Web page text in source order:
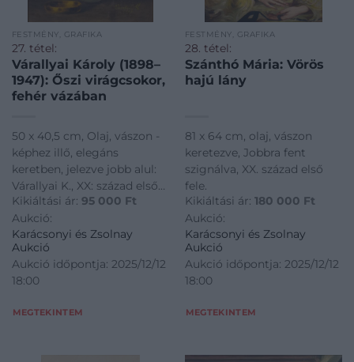
FESTMÉNY, GRAFIKA
27. tétel:
Várallyai Károly (1898–
1947): Őszi virágcsokor,
fehér vázában
50 x 40,5 cm, Olaj, vászon -
képhez illő, elegáns
keretben, jelezve jobb alul:
Várallyai K., XX: század első
fele
Kikiáltási ár: 95 000 Ft
Aukció:
Karácsonyi és Zsolnay
Aukció
Aukció időpontja: 2025/12/12
18:00
MEGTEKINTEM
FESTMÉNY, GRAFIKA
28. tétel:
Szánthó Mária: Vörös
hajú lány
81 x 64 cm, olaj, vászon
keretezve, Jobbra fent
szignálva, XX. század első
fele.
Kikiáltási ár: 180 000 Ft
Aukció:
Karácsonyi és Zsolnay
Aukció
Aukció időpontja: 2025/12/12
18:00
MEGTEKINTEM